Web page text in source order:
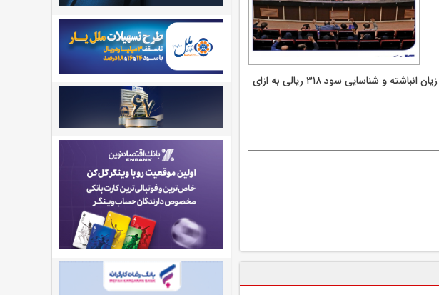
ثبت سود خالص بیش از ۳ هزار و ۱۷۹ میلیارد ریالی پس از چند سال زیان انباشته و شناسایی سود ۳۱۸ ریالی به ازای